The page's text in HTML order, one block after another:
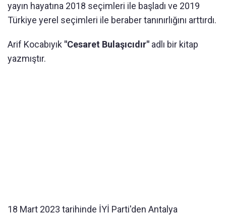
yayın hayatına 2018 seçimleri ile başladı ve 2019
Türkiye yerel seçimleri ile beraber tanınırlığını arttırdı.
Arif Kocabıyık "Cesaret Bulaşıcıdır" adlı bir kitap
yazmıştır.
18 Mart 2023 tarihinde İYİ Parti'den Antalya